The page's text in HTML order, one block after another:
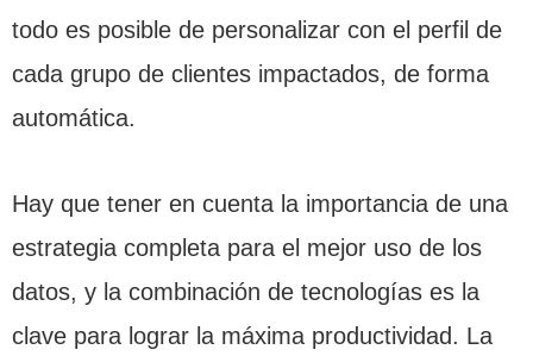
todo es posible de personalizar con el perfil de
cada grupo de clientes impactados, de forma
automática.
Hay que tener en cuenta la importancia de una
estrategia completa para el mejor uso de los
datos, y la combinación de tecnologías es la
clave para lograr la máxima productividad. La